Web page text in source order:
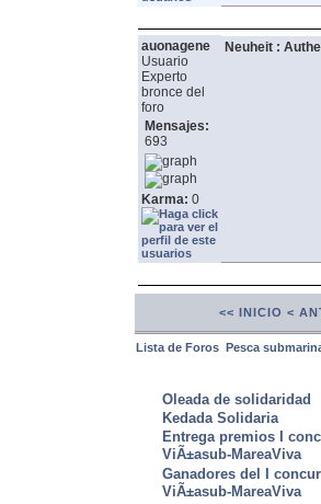
auonagene
Usuario
Experto
bronce del
foro
Mensajes:
693
Karma: 0
Neuheit :
<< INICIO <
Lista de Foros Pesca
Oleada de solidaridad
Kedada Solidaria
Entrega premios I
ViÃ±asub-MareaViva
Ganadores del I
ViÃ±asub-MareaViva